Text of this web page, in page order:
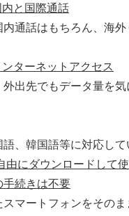
と国際通話
内通話はもちろん、海
ターネットアクセス
出先でもデータ量を
、韓国語等に対応して
由にダウンロードして
手続きは不要
マートフォンをそのま